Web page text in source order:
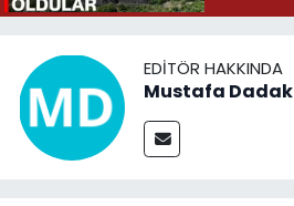
EDITÖR HAKKINDA
Mustafa Dadak